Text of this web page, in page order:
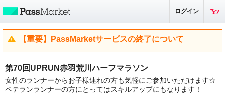
ログイン
【重要】PassMarketサービスの終了について
第70回UPRUN赤羽荒川ハーフマラソン
女性のランナーからお子様連れの方も気軽にご参加いただけます☆
ベテランランナーの方にとってはスキルアップにもなります！